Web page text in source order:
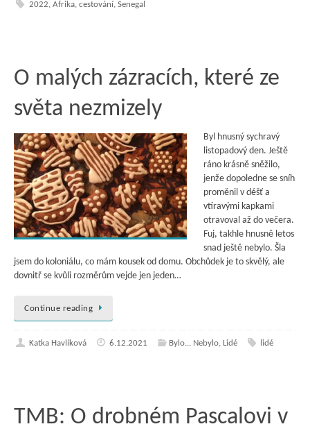
2022, Afrika, cestování, Senegal
O malých zázracích, které ze
světa nezmizely
Byl hnusný sychravý
listopadový den. Ještě
ráno krásně sněžilo,
jenže dopoledne se sníh
proměnil v déšť a
vtíravými kapkami
otravoval až do večera.
Fuj, takhle hnusně letos
snad ještě nebylo. Šla
jsem do koloniálu, co mám kousek od domu. Obchůdek je to skvělý, ale
dovnitř se kvůli rozměrům vejde jen jeden…
Continue reading
Katka Havlíková 6.12.2021 Bylo... Nebylo, Lidé lidé
TMB: O drobném Pascalovi v